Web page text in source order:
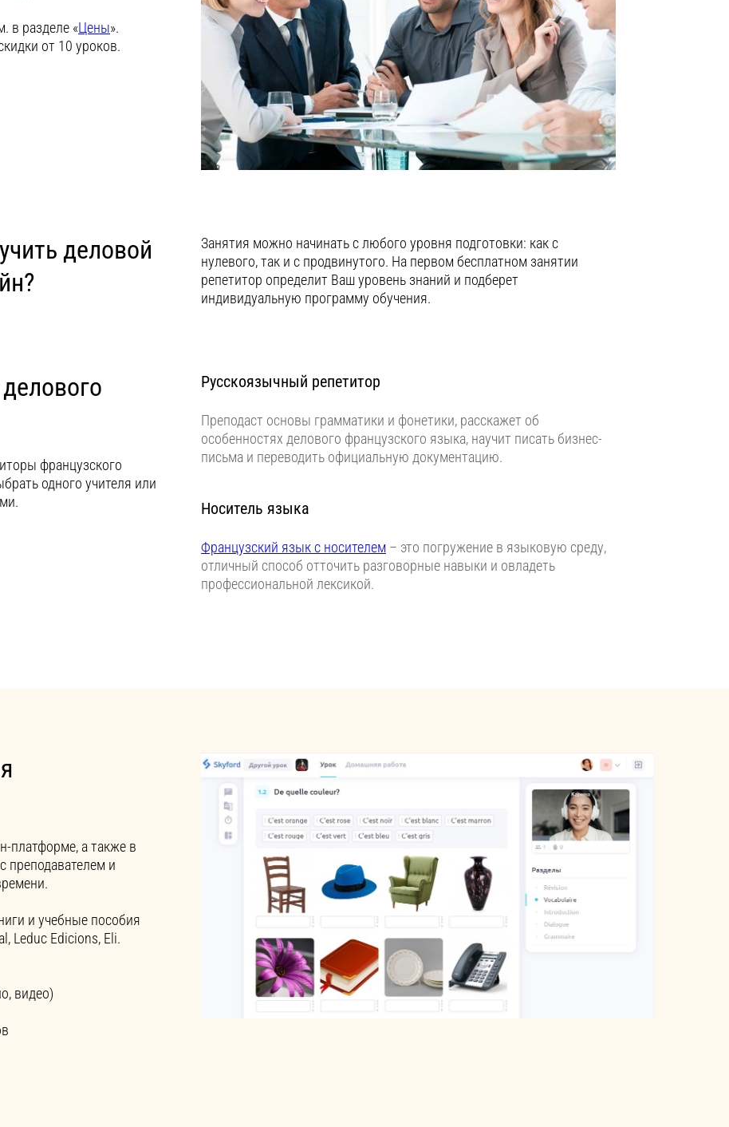
в разделе «Цены».
от 10 уроков.
деловой
Занятия можно начинать с любого уровня подготовки: как с
нулевого, так и с продвинутого. На первом бесплатном занятии
репетитор определит Ваш уровень знаний и подберет
индивидуальную программу обучения.
французского
одного учителя или
Русскоязычный репетитор
Преподаст основы грамматики и фонетики, расскажет об
особенностях делового французского языка, научит писать бизнес-
письма и переводить официальную документацию.
Носитель языка
Французский язык с носителем – это погружение в языковую среду,
отличный способ отточить разговорные навыки и овладеть
профессиональной лексикой.
платформе, а также в
преподавателем и
и учебные пособия
Leduc Edicions, Eli.
видео)